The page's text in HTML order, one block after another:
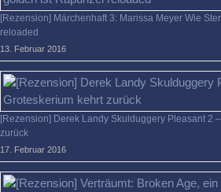
[Rezension] Märchenhaft 3: Marissa Meyer Wie
reloaded
13. Februar 2016
[Rezension] Derek Landy Skulduggery Pleasant 2
zurück
17. Februar 2016